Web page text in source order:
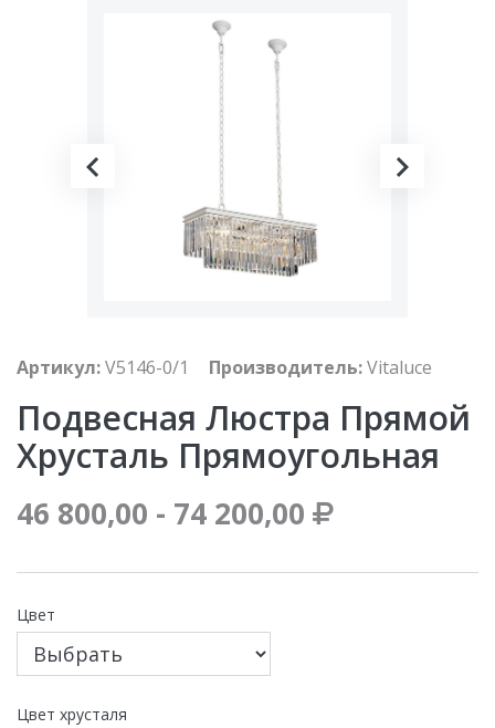
Артикул:V5146-0/1 Производитель:Vitaluce
Подвесная Люстра Прямой
Хрусталь Прямоугольная
46 800,00 - 74 200,00
Цвет
Цвет хрусталя